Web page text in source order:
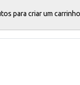
para criar um